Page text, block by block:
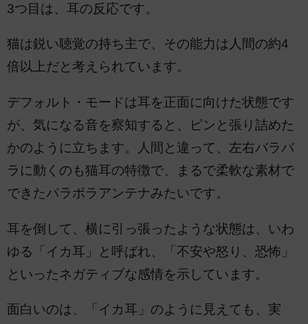
3つ目は、耳の反応です。
猫は鋭い聴覚の持ち主で、その能力は人間の約4
倍以上だと考えられています。
デフォルト・モードは耳を正面に向けた状態です
が、気になる音を察知すると、ピンと張り詰めた
かのように立ちます。人間と違って、左右バラバ
ラに動くのも猫耳の特徴で、まるで柔軟な素材で
できたパラボラアンテナみたいです。
耳を倒して、横に引っ張ったような状態は、いわ
ゆる「イカ耳」と呼ばれ、「不安や怒り、恐怖」
といったネガティブな感情を示しています。
面白いのは、「イカ耳」のように見えても、実